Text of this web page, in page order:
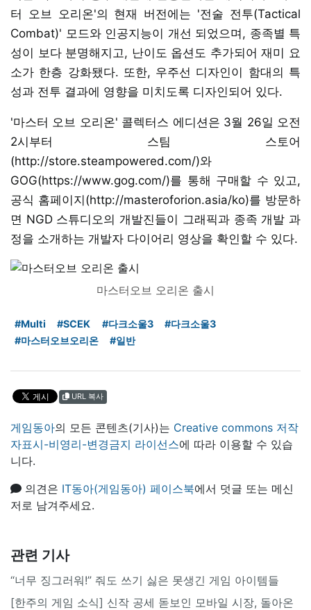
터 오브 오리온'의 현재 버전에는 '전술 전투(Tactical
Combat)' 모드와 인공지능이 개선 되었으며, 종족별 특
성이 보다 분명해지고, 난이도 옵션도 추가되어 재미 요
소가 한층 강화됐다. 또한, 우주선 디자인이 함대의 특
성과 전투 결과에 영향을 미치도록 디자인되어 있다.
'마스터 오브 오리온' 콜렉터스 에디션은 3월 26일 오전
2시부터 스팀 스토어
(http://store.steampowered.com/)와
GOG(https://www.gog.com/)를 통해 구매할 수 있고,
공식 홈페이지(http://masteroforion.asia/ko)를 방문하
면 NGD 스튜디오의 개발진들이 그래픽과 종족 개발 과
정을 소개하는 개발자 다이어리 영상을 확인할 수 있다.
마스터오브 오리온 출시
#Multi #SCEK #다크소울3
#다크소울3
#마스터오브오리온
#일반
URL 복사
게임동아의 모든 콘텐츠(기사)는 Creative commons 저작
자표시-비영리-변경금지 라이선스에 따라 이용할 수 있습
니다.
의견은 IT동아(게임동아) 페이스북에서 덧글 또는 메신
저로 남겨주세요.
관련 기사
“너무 징그러워!” 줘도 쓰기 싫은 못생긴 게임 아이템들
[한주의 게임 소식] 신작 공세 돋보인 모바일 시장, 돌아온